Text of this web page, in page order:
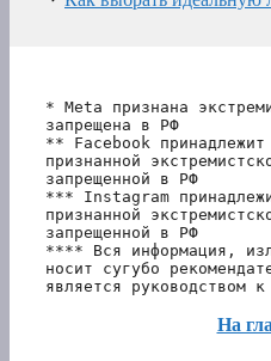
* Meta признана
запрещена в РФ
** Facebook
признанной
запрещенной в РФ
*** Instagram
признанной
запрещенной в РФ
**** Вся информация,
носит сугубо
является руководством
На